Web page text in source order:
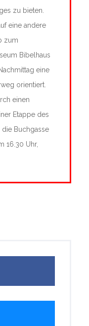
zu bieten.
eine andere
zum
Bibelhaus
eine
orientiert.
einen
Etappe des
die Buchgasse
16.30 Uhr,